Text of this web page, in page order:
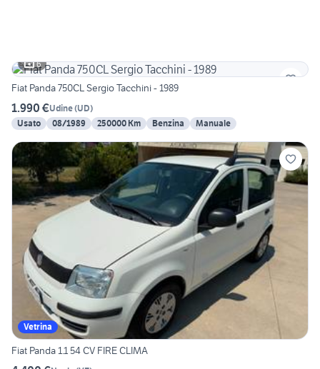
6
Fiat Panda 750CL Sergio Tacchini - 1989
1.990 €Udine(UD)
Usato
08/1989 250000 Km Benzina Manuale
Vetrina
Fiat Panda 1.1 54 CV FIRE CLIMA